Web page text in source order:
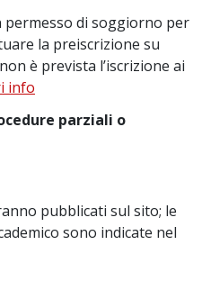
permesso di soggiorno per
la preiscrizione su
è prevista l’iscrizione ai
info
parziali o
pubblicati sul sito; le
sono indicate nel